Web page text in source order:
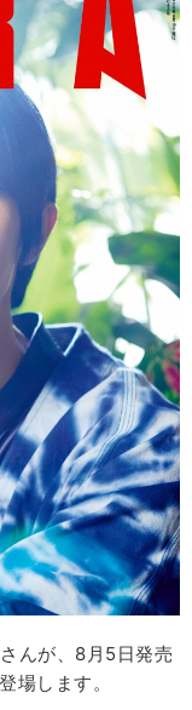
んが、8月5日発売
場します。